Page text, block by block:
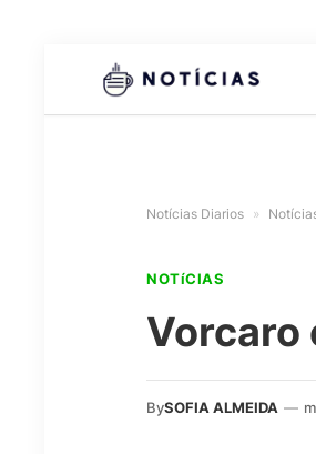
Notícias Diarios »
NOTíCIAS
Vorcaro
BySOFIA ALMEIDA —